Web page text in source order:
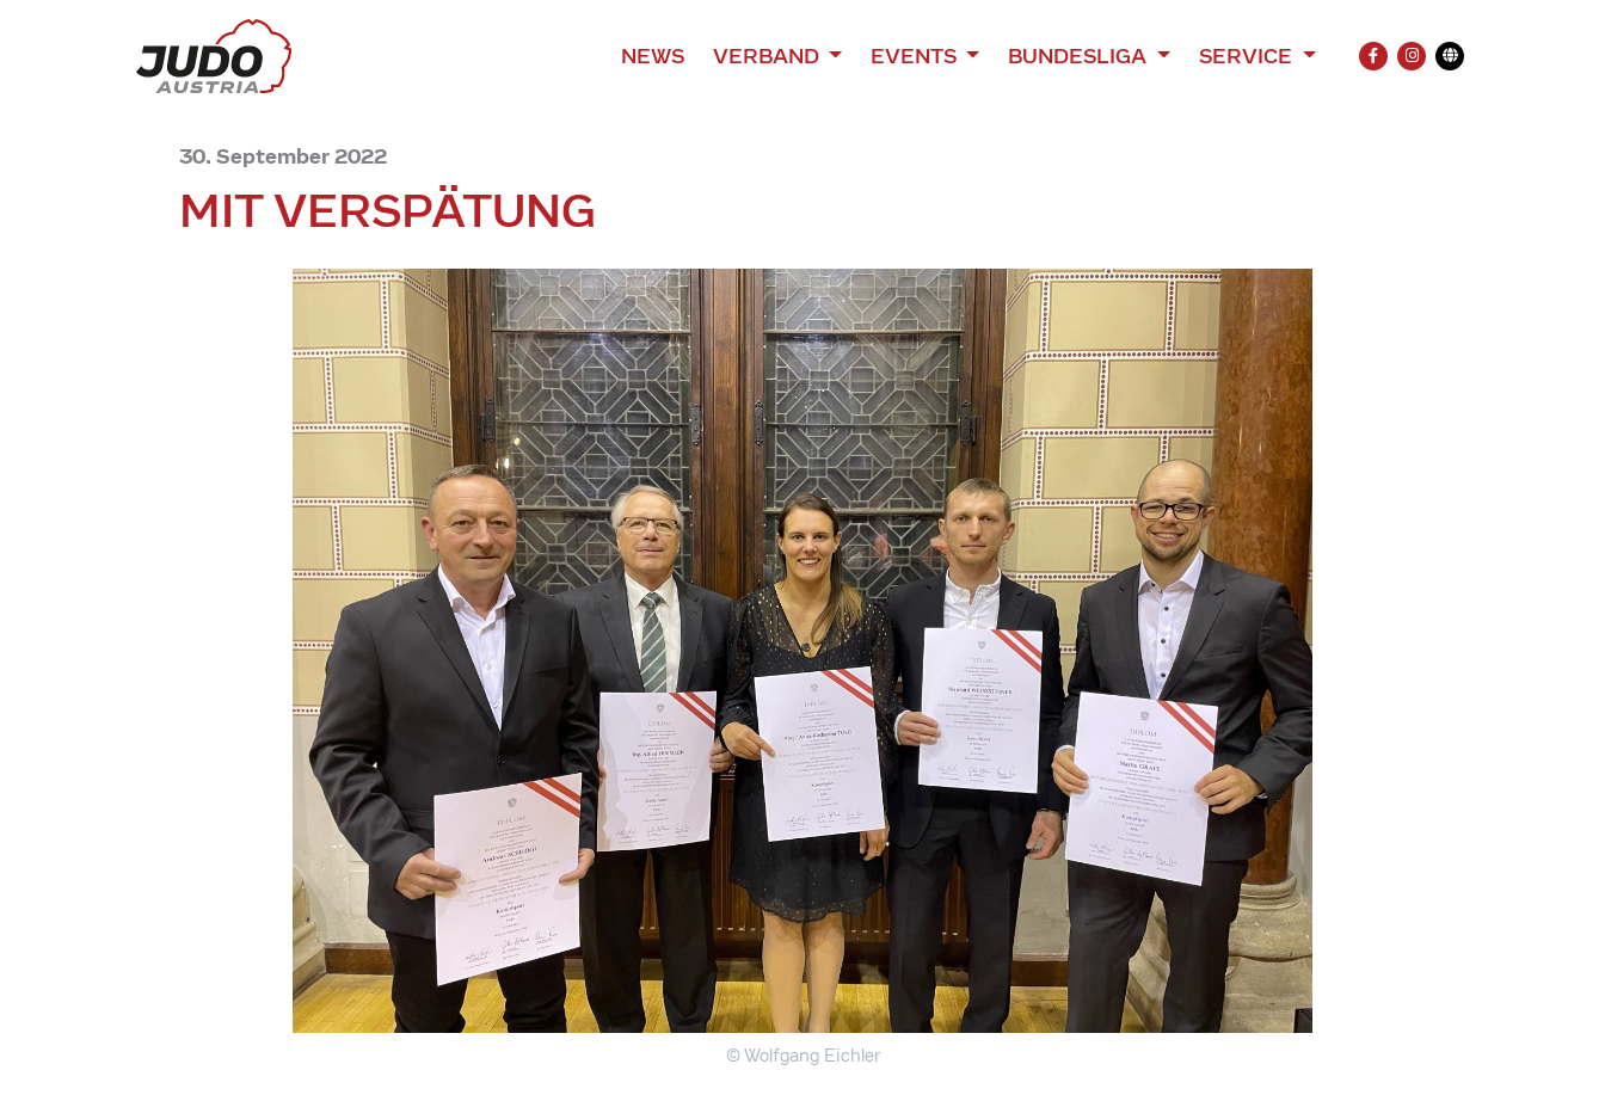
NEWS VERBAND EVENTS BUNDESLIGA SERVICE
FACEBOOK
INSTAGRAM
Übersetzung
30. September 2022
MIT VERSPÄTUNG
© Wolfgang Eichler